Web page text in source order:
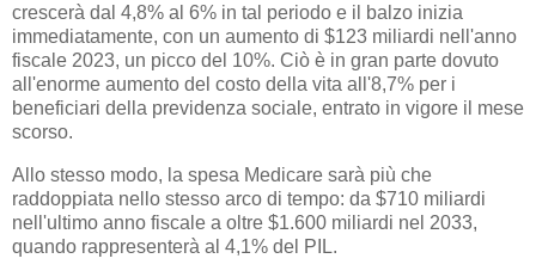
crescerà dal 4,8% al 6% in tal periodo e il balzo inizia
immediatamente, con un aumento di $123 miliardi nell'anno
fiscale 2023, un picco del 10%. Ciò è in gran parte dovuto
all'enorme aumento del costo della vita all'8,7% per i
beneficiari della previdenza sociale, entrato in vigore il mese
scorso.
Allo stesso modo, la spesa Medicare sarà più che
raddoppiata nello stesso arco di tempo: da $710 miliardi
nell'ultimo anno fiscale a oltre $1.600 miliardi nel 2033,
quando rappresenterà al 4,1% del PIL.